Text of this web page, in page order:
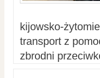
kijowsko-
transport z
zbrodni